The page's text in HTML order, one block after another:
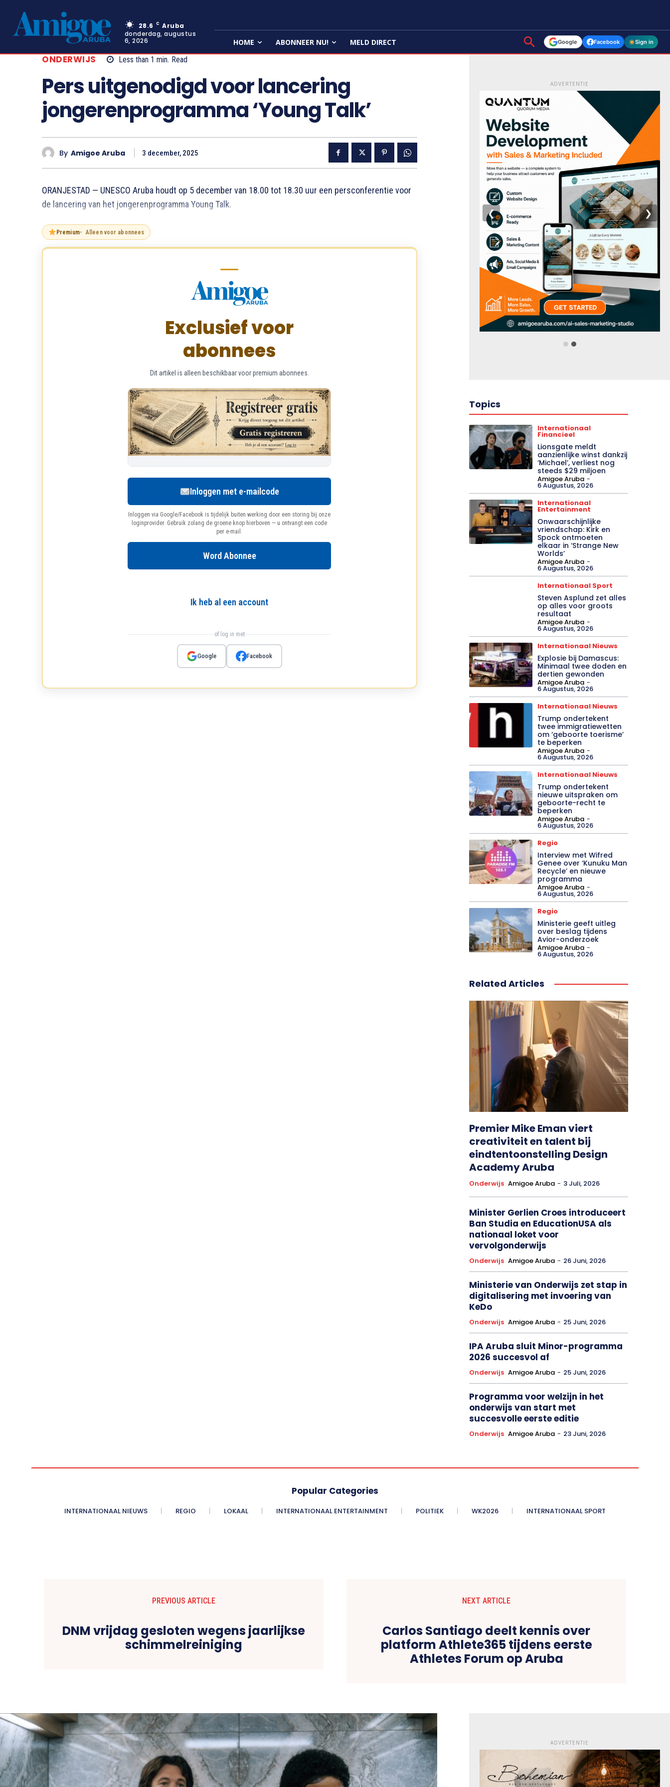
28.6 C Aruba
donderdag, augustus
6, 2026
HOME ABONNEER NU! MELD DIRECT Google Facebook Sign in
ONDERWIJS Less than 1 min. Read
Pers uitgenodigd voor lancering
jongerenprogramma ‘Young Talk’
By Amigoe Aruba 3 december, 2025
ORANJESTAD — UNESCO Aruba houdt op 5 december van 18.00 tot 18.30 uur een persconferentie voor
de lancering van het jongerenprogramma Young Talk.
Premium Alleen voor abonnees
Exclusief voor
abonnees
Dit artikel is alleen beschikbaar voor premium abonnees.
Inloggen met e-mailcode
Inloggen via Google/Facebook is tijdelijk buiten werking door een storing bij onze
loginprovider. Gebruik zolang de groene knop hierboven — u ontvangt een code
per e-mail.
Word Abonnee
Ik heb al een account
of log in met
Google Facebook
ADVERTENTIE
❮ ❯
Topics
Internationaal
Financieel
Lionsgate meldt
aanzienlijke winst dankzij
‘Michael’, verliest nog
steeds $29 miljoen
Amigoe Aruba -
6 Augustus, 2026
Internationaal
Entertainment
Onwaarschijnlijke
vriendschap: Kirk en
Spock ontmoeten
elkaar in ‘Strange New
Worlds’
Amigoe Aruba -
6 Augustus, 2026
Internationaal Sport
Steven Asplund zet alles
op alles voor groots
resultaat
Amigoe Aruba -
6 Augustus, 2026
Internationaal Nieuws
Explosie bij Damascus:
Minimaal twee doden en
dertien gewonden
Amigoe Aruba -
6 Augustus, 2026
Internationaal Nieuws
Trump ondertekent
twee immigratiewetten
om ‘geboorte toerisme’
te beperken
Amigoe Aruba -
6 Augustus, 2026
Internationaal Nieuws
Trump ondertekent
nieuwe uitspraken om
geboorte-recht te
beperken
Amigoe Aruba -
6 Augustus, 2026
Regio
Interview met Wifred
Genee over ‘Kunuku Man
Recycle’ en nieuwe
programma
Amigoe Aruba -
6 Augustus, 2026
Regio
Ministerie geeft uitleg
over beslag tijdens
Avior-onderzoek
Amigoe Aruba -
6 Augustus, 2026
Related Articles
Premier Mike Eman viert
creativiteit en talent bij
eindtentoonstelling Design
Academy Aruba
Onderwijs Amigoe Aruba - 3 Juli, 2026
Minister Gerlien Croes introduceert
Ban Studia en EducationUSA als
nationaal loket voor
vervolgonderwijs
Onderwijs Amigoe Aruba - 26 Juni, 2026
Ministerie van Onderwijs zet stap in
digitalisering met invoering van
KeDo
Onderwijs Amigoe Aruba - 25 Juni, 2026
IPA Aruba sluit Minor-programma
2026 succesvol af
Onderwijs Amigoe Aruba - 25 Juni, 2026
Programma voor welzijn in het
onderwijs van start met
succesvolle eerste editie
Onderwijs Amigoe Aruba - 23 Juni, 2026
Popular Categories
INTERNATIONAAL NIEUWS REGIO LOKAAL INTERNATIONAAL ENTERTAINMENT POLITIEK WK2026 INTERNATIONAAL SPORT
PREVIOUS ARTICLE
DNM vrijdag gesloten wegens jaarlijkse
schimmelreiniging
NEXT ARTICLE
Carlos Santiago deelt kennis over
platform Athlete365 tijdens eerste
Athletes Forum op Aruba